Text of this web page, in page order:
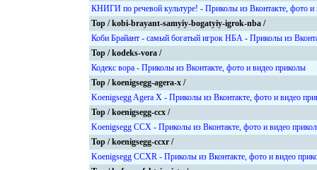
КНИГИ по речевой культуре! - Приколы из Вконтакте, фото и
Top / kobi-brayant-samyiy-bogatyiy-igrok-nba /
Коби Брайант - самый богатый игрок НБА - Приколы из
Top / kodeks-vora /
Кодекс вора - Приколы из Вконтакте, фото и видео приколы
Top / koenigsegg-agera-x /
Koenigsegg Agera X - Приколы из Вконтакте, фото и видео
Top / koenigsegg-ccx /
Koenigsegg CCX - Приколы из Вконтакте, фото и видео
Top / koenigsegg-ccxr /
Koenigsegg CCXR - Приколы из Вконтакте, фото и видео